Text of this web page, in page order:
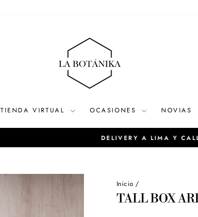
TIENDA VIRTUAL OCASIONES NOVIAS
diapositivas
DELIVERY A LIMA Y CALLAO Ver tarifario de delivery
Inicio /
TALL BOX